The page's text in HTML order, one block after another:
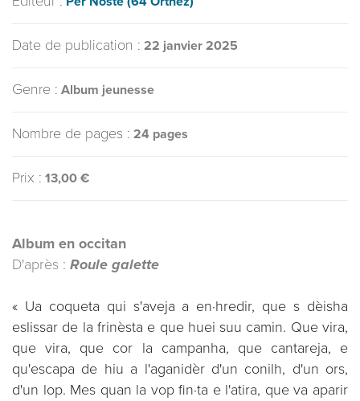
Date de publication : 22 janvier 2025
Genre : Album jeunesse
Nombre de pages : 24 pages
Prix : 13,00 €
Album en occitan
D'après : Roule galette
« Ua coqueta qui s'aveja a en·hredir, que s dèisha
eslissar de la frinèsta e que huei suu camin. Que vira,
que vira, que cor la campanha, que cantareja, e
qu'escapa de hiu a l'aganidèr d'un conilh, d'un ors,
d'un lop. Mes quan la vop fin·ta e l'atira, que va aparir